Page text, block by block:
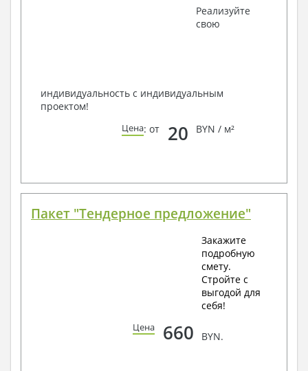
Получить профессиональную консультацию у
наших специалистов, Вы можете любым
Реализуйте
свою
индивидуальность с индивидуальным
проектом!
Цена: от 20 BYN / м²
Пакет "Тендерное предложение"
Закажите
подробную
смету.
Стройте с
выгодой для
себя!
Цена 660 BYN.